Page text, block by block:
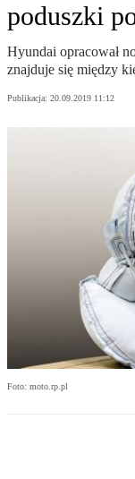
poduszki
Hyundai opracował
znajduje się między
Publikacja: 20.09.2019 11:12
Foto: moto.rp.pl